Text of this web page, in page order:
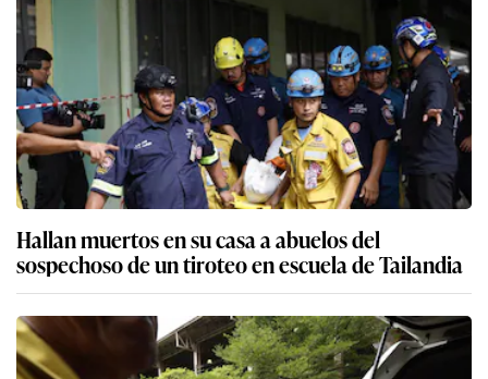
Hallan muertos en su casa a abuelos del
sospechoso de un tiroteo en escuela de Tailandia